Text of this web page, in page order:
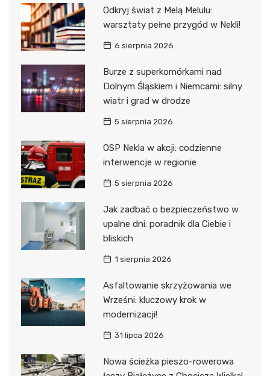
Odkryj świat z Melą Melulu:
warsztaty pełne przygód w Nekli!
6 sierpnia 2026
Burze z superkomórkami nad
Dolnym Śląskiem i Niemcami: silny
wiatr i grad w drodze
5 sierpnia 2026
OSP Nekla w akcji: codzienne
interwencje w regionie
5 sierpnia 2026
Jak zadbać o bezpieczeństwo w
upalne dni: poradnik dla Ciebie i
bliskich
1 sierpnia 2026
Asfaltowanie skrzyżowania we
Wrześni: kluczowy krok w
modernizacji!
31 lipca 2026
Nowa ścieżka pieszo-rowerowa